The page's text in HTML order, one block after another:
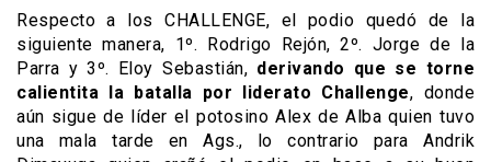
Respecto a los CHALLENGE, el podio quedó de la
siguiente manera, 1º. Rodrigo Rejón, 2º. Jorge de la
Parra y 3º. Eloy Sebastián, derivando que se torne
calientita
la batalla por liderato Challenge, donde
aún sigue de líder el potosino Alex de Alba quien tuvo
una mala tarde en Ags., lo contrario para Andrik